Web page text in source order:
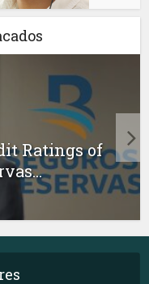
Ratings of